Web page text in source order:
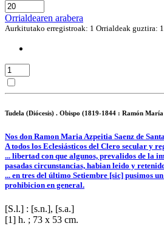
Orrialdearen arabera
Aurkitutako erregistroak: 1 Orrialdeak guztira: 1
Tudela (Diócesis) . Obispo (1819-1844 : Ramón
Nos don Ramon Maria Azpeitia Saenz de
A todos los Eclesiásticos del Clero secular y
... libertad con que algunos, prevalidos de la
pasadas circunstancias, habian leido y
... en tres del último Setiembre [sic] pusimos
prohibicion en general.
[S.l.] : [s.n.], [s.a.]
[1] h. ; 73 x 53 cm.